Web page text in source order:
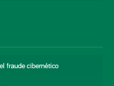
fraude cibernético